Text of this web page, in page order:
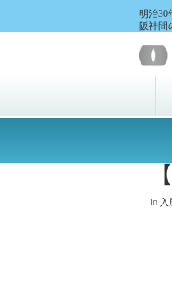
明治30
阪神間
In 入